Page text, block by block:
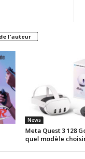
l'auteur
News
Meta Quest 3 128
quel modèle